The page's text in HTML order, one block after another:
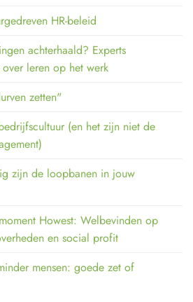
HR-beleid
achterhaald? Experts
leren op het werk
zetten"
(en het zijn niet de
zijn de loopbanen in jouw
Howest: Welbevinden op
en social profit
mensen: goede zet of